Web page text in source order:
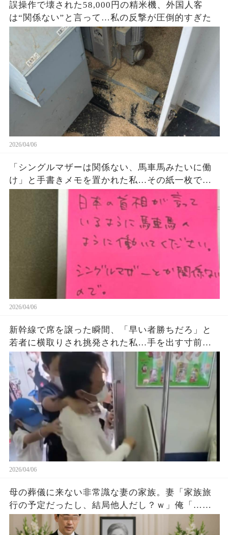
誤操作で壊された58,000円の精米機、外国人客
は“関係ない”と言って…私の反撃が圧倒的すぎた
2026/04/06
「シングルマザーは関係ない、馬車馬みたいに働
け」と手書きメモを置かれた私…その紙一枚で状
況が一気にひっくり返った話
2026/04/06
新幹線で席を譲った瞬間、「早い者勝ちだろ」と
若者に横取りされ挑発された私…手を出す寸前で
思いとどまり、別の方法で反撃した結果
2026/04/06
母の葬儀に来ない非常識な妻の家族。妻「家族旅
行の予定だったし、結局他人だし？ｗ」俺「…な
るほど。よ～く分かったよ」→彼女達の理屈に従
ってあげた結果ｗ